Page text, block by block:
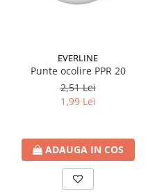
EVERLINE
Punte ocolire PPR 20
2,51 Lei
1,99 Lei
ADAUGA IN COS